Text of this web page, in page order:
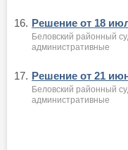
16. Решение от 18
Беловский районный
административные
17. Решение от 21
Беловский районный
административные